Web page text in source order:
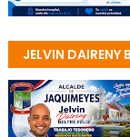
JELVIN DAIRENY